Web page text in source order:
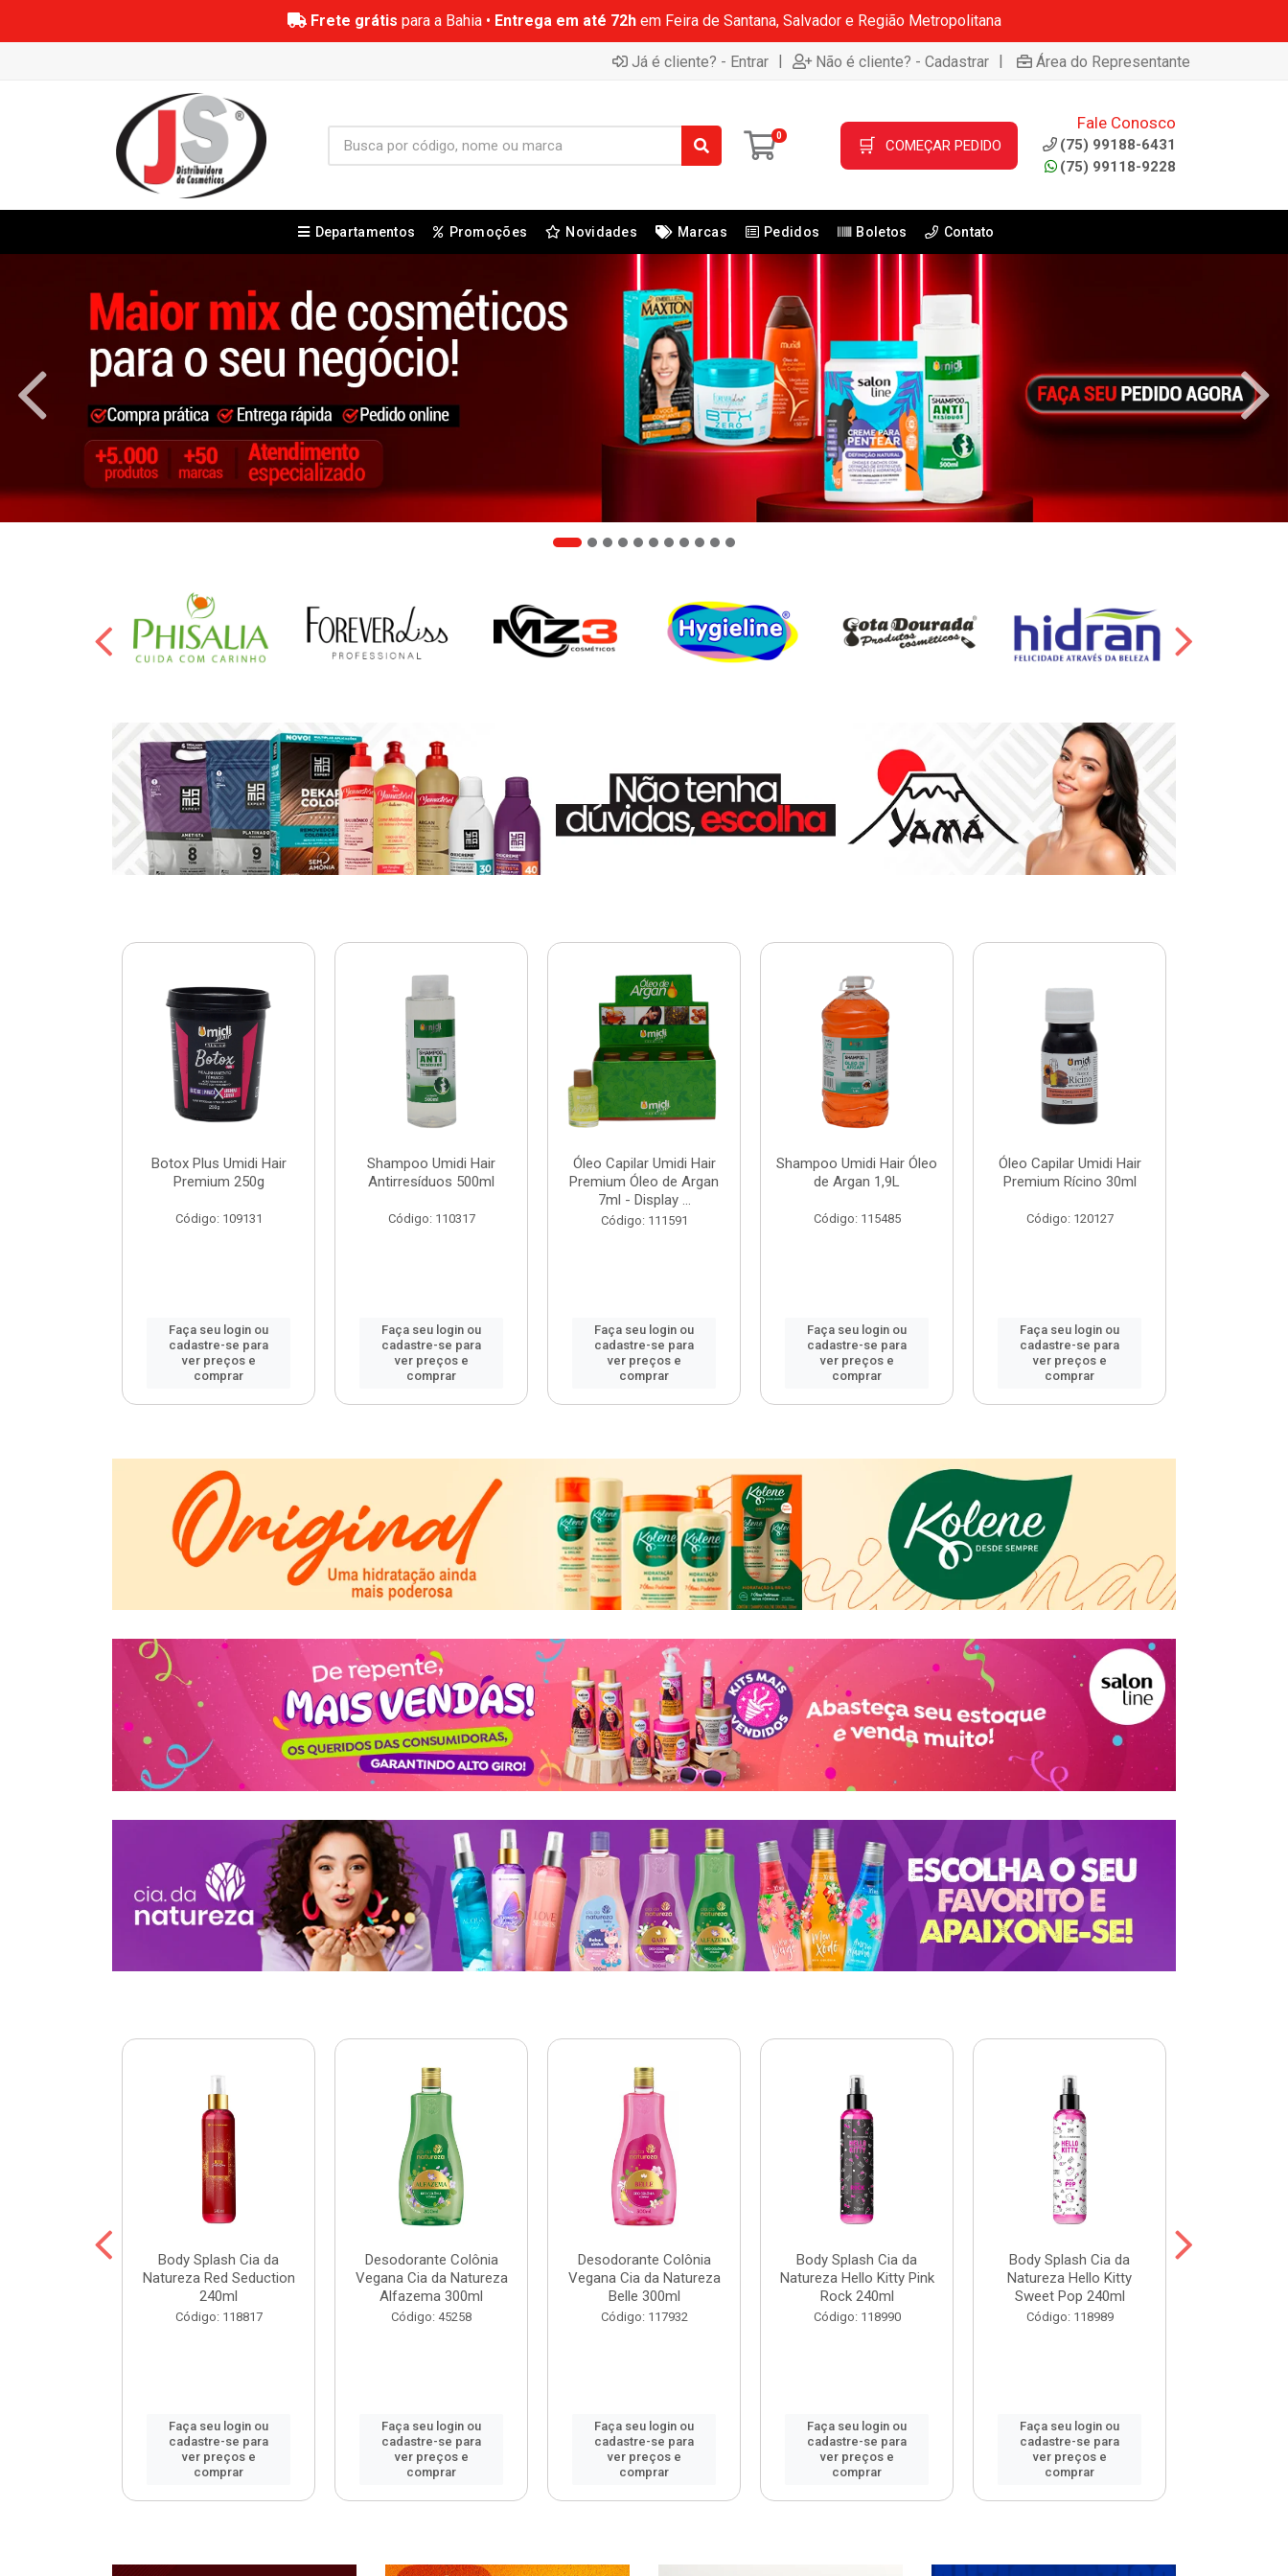
Frete grátis para a Bahia • Entrega em até 72hem Feira de Santana, Salvador e Região Metropolitana
Já é cliente? - Entrar | Não é cliente? - Cadastrar | Área do Representante
0 🛒 COMEÇAR PEDIDO
Fale Conosco
(75) 99188-6431
(75) 99118-9228
Departamentos Promoções Novidades Marcas Pedidos Boletos Contato
Botox Plus Umidi Hair
Premium 250g
Código: 109131
Faça seu login ou
cadastre-se para
ver preços e
comprar
Shampoo Umidi Hair
Antirresíduos 500ml
Código: 110317
Faça seu login ou
cadastre-se para
ver preços e
comprar
Óleo Capilar Umidi Hair
Premium Óleo de Argan
7ml - Display ...
Código: 111591
Faça seu login ou
cadastre-se para
ver preços e
comprar
Shampoo Umidi Hair Óleo
de Argan 1,9L
Código: 115485
Faça seu login ou
cadastre-se para
ver preços e
comprar
Óleo Capilar Umidi Hair
Premium Rícino 30ml
Código: 120127
Faça seu login ou
cadastre-se para
ver preços e
comprar
Body Splash Cia da
Natureza Red Seduction
240ml
Código: 118817
Faça seu login ou
cadastre-se para
ver preços e
comprar
Desodorante Colônia
Vegana Cia da Natureza
Alfazema 300ml
Código: 45258
Faça seu login ou
cadastre-se para
ver preços e
comprar
Desodorante Colônia
Vegana Cia da Natureza
Belle 300ml
Código: 117932
Faça seu login ou
cadastre-se para
ver preços e
comprar
Body Splash Cia da
Natureza Hello Kitty Pink
Rock 240ml
Código: 118990
Faça seu login ou
cadastre-se para
ver preços e
comprar
Body Splash Cia da
Natureza Hello Kitty
Sweet Pop 240ml
Código: 118989
Faça seu login ou
cadastre-se para
ver preços e
comprar